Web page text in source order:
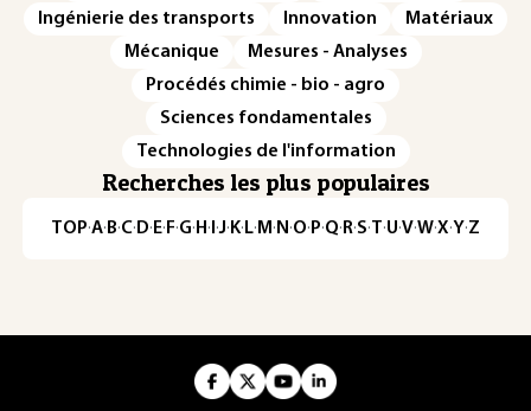
Ingénierie des transports
Innovation
Matériaux
Mécanique
Mesures - Analyses
Procédés chimie - bio - agro
Sciences fondamentales
Technologies de l'information
Recherches les plus populaires
TOP·A·B·C· D· E· F·G· H · ·J· K· L· M · N ·O· P·Q· R·S·T·U·V·W·X·Y·Z